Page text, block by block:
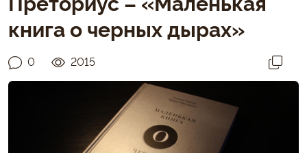
книга о черных дырах»
0 2015